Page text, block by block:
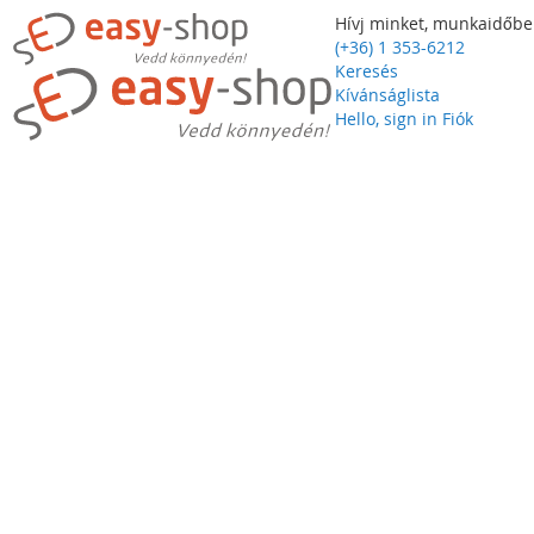
Hívj minket,
(+36) 1 353-6212
Keresés
Kívánságlista
Hello, sign in Fiók